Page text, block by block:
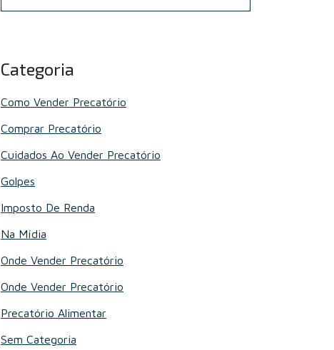
Categoria
Como Vender Precatório
Comprar Precatório
Cuidados Ao Vender Precatório
Golpes
Imposto De Renda
Na Mídia
Onde Vender Precatório
Onde Vender Precatório
Precatório Alimentar
Sem Categoria